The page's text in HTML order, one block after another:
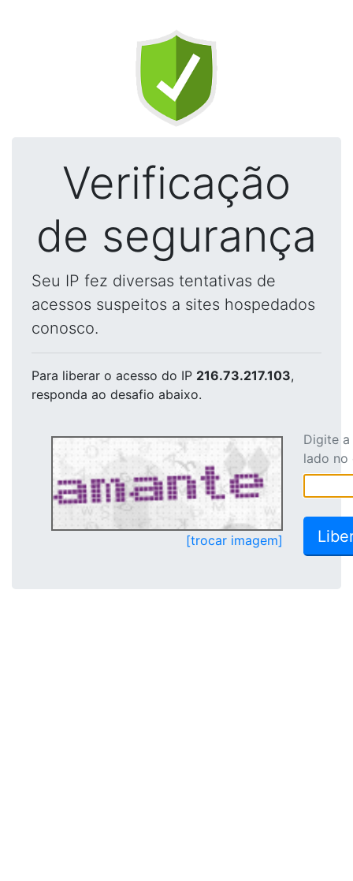
Verificação
de segurança
Seu IP fez diversas tentativas de
acessos suspeitos a sites hospedados
conosco.
Para liberar o acesso do IP 216.73.217.103,
responda ao desafio abaixo.
[trocar imagem]
Digite
lado no